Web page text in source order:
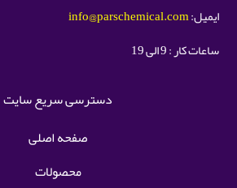
ایمیل:info@parschemical.com
ساعات کار : 9 الی 19
دسترسی سریع سایت
صفحه اصلی
محصولات